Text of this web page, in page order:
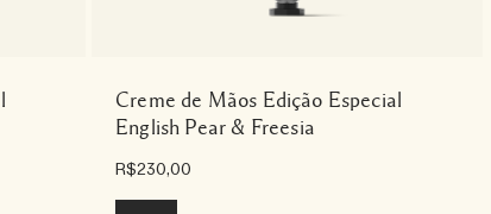
Creme de Mãos Edição Especial
English Pear & Freesia
R$230,00